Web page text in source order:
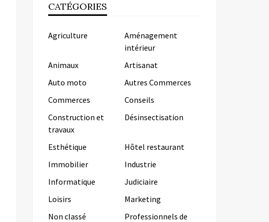
CATÉGORIES
Agriculture
Aménagement
intérieur
Animaux
Artisanat
Auto moto
Autres Commerces
Commerces
Conseils
Construction et
travaux
Désinsectisation
Esthétique
Hôtel restaurant
Immobilier
Industrie
Informatique
Judiciaire
Loisirs
Marketing
Non classé
Professionnels de